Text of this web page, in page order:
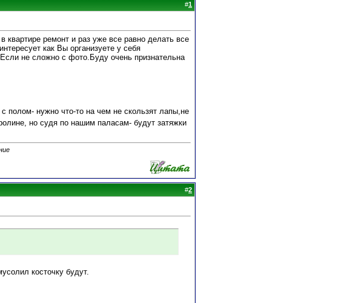
#1
ремонт и раз уже все равно делать все
как Вы организуете у себя
не сложно с фото.Буду очень признательна
полом- нужно что-то на чем не скользят лапы,не
но судя по нашим паласам- будут затяжки
#2
косточку будут.